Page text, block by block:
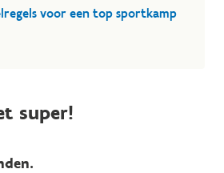
voor een top sportkamp
super!